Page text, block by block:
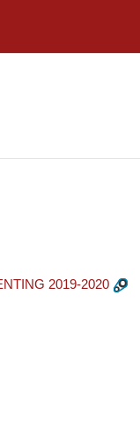
2019-2020